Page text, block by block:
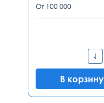
От 100 000
В корзину